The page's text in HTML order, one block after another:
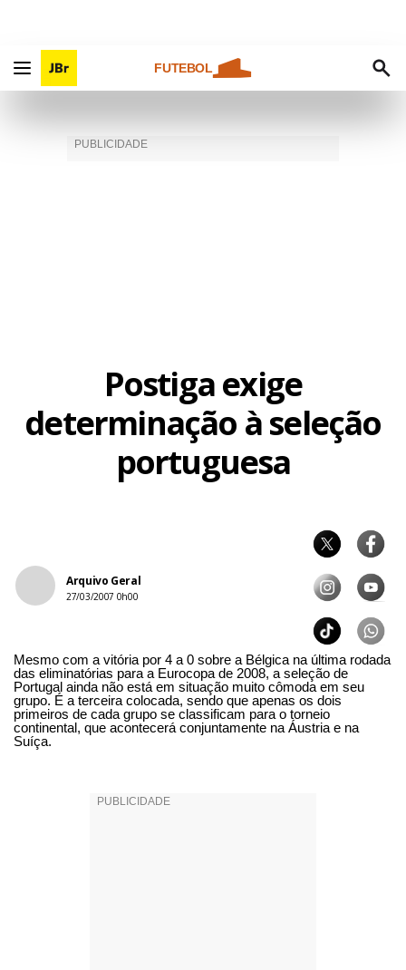
FUTEBOL
Postiga exige
determinação à seleção
portuguesa
Arquivo Geral
27/03/2007 0h00
Mesmo com a vitória por 4 a 0 sobre a Bélgica na última rodada
das eliminatórias para a Eurocopa de 2008, a seleção de
Portugal ainda não está em situação muito cômoda em seu
grupo. É a terceira colocada, sendo que apenas os dois
primeiros de cada grupo se classificam para o torneio
continental, que acontecerá conjuntamente na Áustria e na
Suíça.